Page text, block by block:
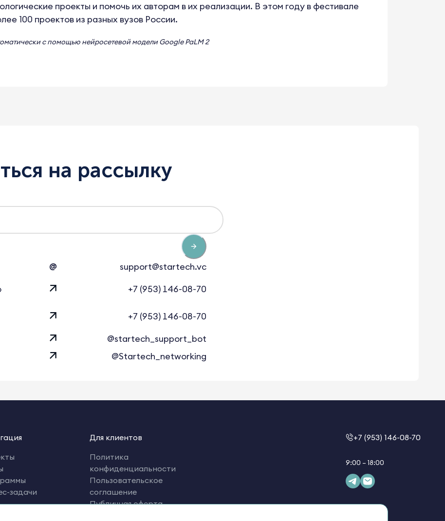
проекты и помочь их авторам в их реализации. В этом году в фестивале
100 проектов из разных вузов России.
с помощью нейросетевой моделиGoogle PaLM 2
на рассылку
@
support@startech.vc
+7 (953) 146-08-70
+7 (953) 146-08-70
@startech_support_bot
@Startech_networking
задачи
Для клиентов
Политика
конфиденциальности
Пользовательское
соглашение
Публичная оферта
+7 (953) 146-08-70
9:00 – 18:00